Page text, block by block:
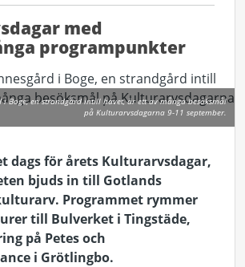
med
programpunkter
i Boge, en strandgård intill havet, är ett av många besöksmål
på Kulturarvsdagarna 9-11 september.
dags för årets Kulturarvsdagar,
bjuds in till Gotlands
Programmet rymmer
till Bulverket i Tingstäde,
på Petes och
i Grötlingbo.